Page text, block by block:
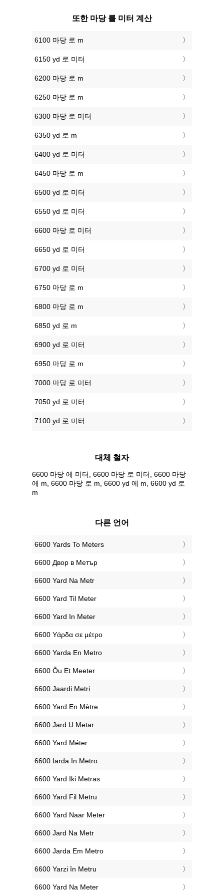
또한 마당 를 미터 계산
6100 마당 로 m
6150 yd 로 미터
6200 마당 로 m
6250 마당 로 m
6300 마당 로 미터
6350 yd 로 m
6400 yd 로 미터
6450 마당 로 m
6500 yd 로 미터
6550 yd 로 미터
6600 마당 로 미터
6650 yd 로 미터
6700 yd 로 미터
6750 마당 로 m
6800 마당 로 m
6850 yd 로 m
6900 yd 로 미터
6950 마당 로 m
7000 마당 로 미터
7050 yd 로 미터
7100 yd 로 미터
대체 철자
6600 마당 에 미터, 6600 마당 로 미터, 6600 마당
에 m, 6600 마당 로 m, 6600 yd 에 m, 6600 yd 로
m
다른 언어
‎6600 Yards To Meters
‎6600 Двор в Метър
‎6600 Yard Na Metr
‎6600 Yard Til Meter
‎6600 Yard In Meter
‎6600 Υάρδα σε μέτρο
‎6600 Yarda En Metro
‎6600 Õu Et Meeter
‎6600 Jaardi Metri
‎6600 Yard En Mètre
‎6600 Jard U Metar
‎6600 Yard Méter
‎6600 Iarda In Metro
‎6600 Yard Iki Metras
‎6600 Yard Fil Metru
‎6600 Yard Naar Meter
‎6600 Jard Na Metr
‎6600 Jarda Em Metro
‎6600 Yarzi în Metru
‎6600 Yard Na Meter